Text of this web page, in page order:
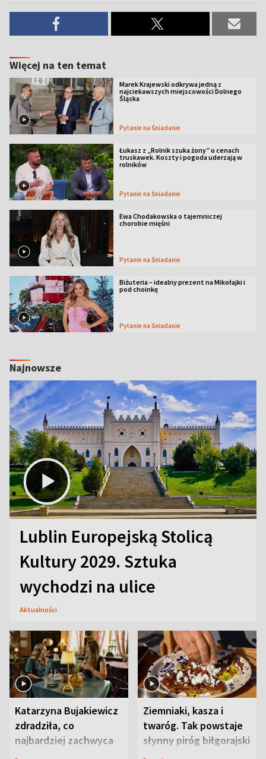
Więcej na ten temat
Marek Krajewski odkrywa jedną z
najciekawszych miejscowości Dolnego
Śląska
Pytanie na Śniadanie
Łukasz z „Rolnik szuka żony” o cenach
truskawek. Koszty i pogoda uderzają w
rolników
Pytanie na Śniadanie
Ewa Chodakowska o tajemniczej
chorobie mięśni
Pytanie na Śniadanie
Biżuteria – idealny prezent na Mikołajki i
pod choinkę
Pytanie na Śniadanie
Najnowsze
Lublin Europejską Stolicą
Kultury 2029. Sztuka
wychodzi na ulice
Aktualności
Katarzyna Bujakiewicz
zdradziła, co
najbardziej zachwyca
ją w Lublinie
Ziemniaki, kasza i
twaróg. Tak powstaje
słynny piróg biłgorajski